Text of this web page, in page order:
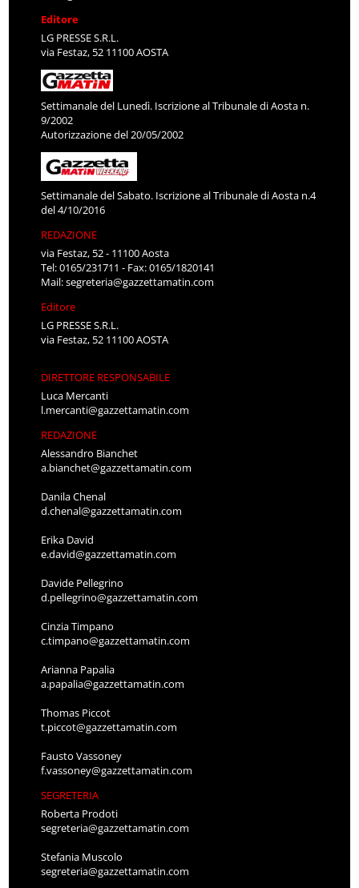
Editore
LG PRESSE S.R.L.
via Festaz, 52 11100 AOSTA
Settimanale del Lunedì. Iscrizione al Tribunale di Aosta n.
9/2002
Autorizzazione del 20/05/2002
Settimanale del Sabato. Iscrizione al Tribunale di Aosta n.4
del 4/10/2016
REDAZIONE
via Festaz, 52 - 11100 Aosta
Tel: 0165/231711 - Fax: 0165/1820141
Mail:segreteria@gazzettamatin.com
Editore
LG PRESSE S.R.L.
via Festaz, 52 11100 AOSTA
DIRETTORE RESPONSABILE
Luca Mercanti
l.mercanti@gazzettamatin.com
REDAZIONE
Alessandro Bianchet
a.bianchet@gazzettamatin.com
Danila Chenal
d.chenal@gazzettamatin.com
Erika David
e.david@gazzettamatin.com
Davide Pellegrino
d.pellegrino@gazzettamatin.com
Cinzia Timpano
c.timpano@gazzettamatin.com
Arianna Papalia
a.papalia@gazzettamatin.com
Thomas Piccot
t.piccot@gazzettamatin.com
Fausto Vassoney
f.vassoney@gazzettamatin.com
SEGRETERIA
Roberta Prodoti
segreteria@gazzettamatin.com
Stefania Muscolo
segreteria@gazzettamatin.com